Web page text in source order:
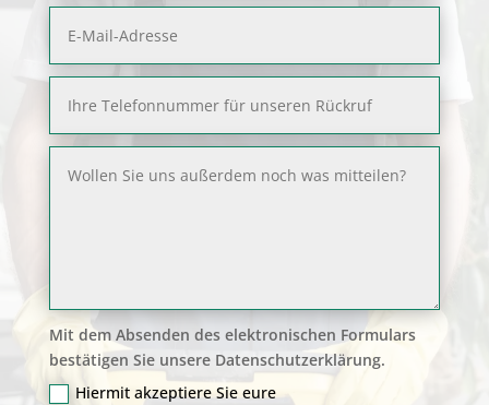
Mit dem Absenden des elektronischen Formulars
bestätigen Sie unsere Datenschutzerklärung.
Hiermit akzeptiere Sie eure